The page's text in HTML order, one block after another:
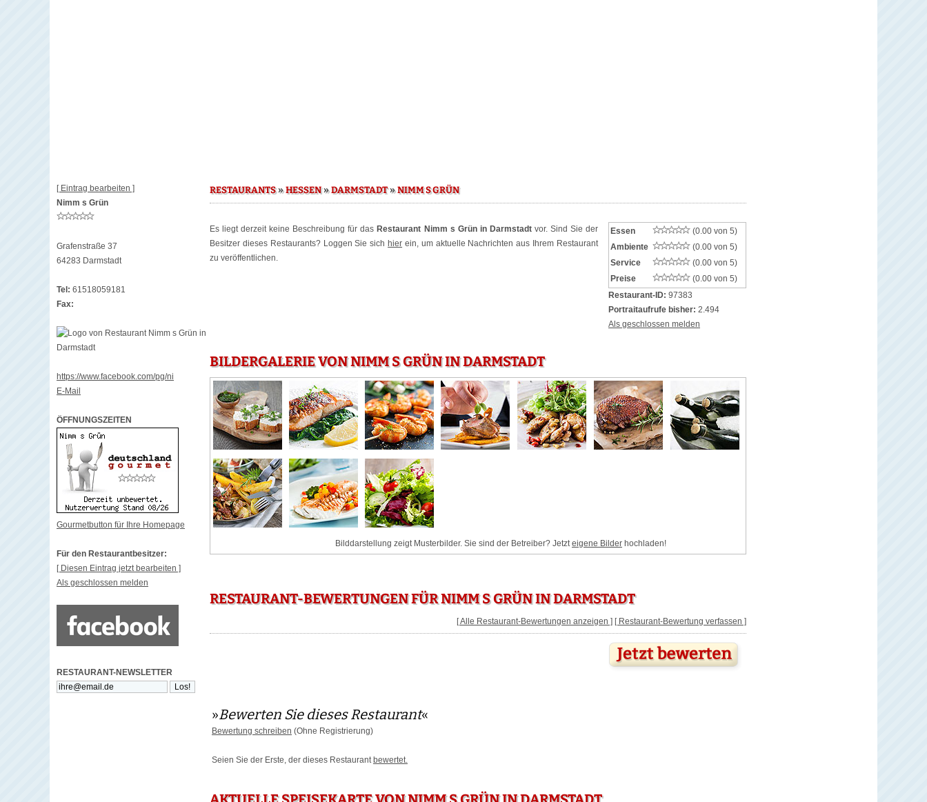
[ Eintrag bearbeiten ]
Nimm s Grün
Grafenstraße 37
64283 Darmstadt
Tel: 61518059181
Fax:
https://www.facebook.com/pg/ni
E-Mail
ÖFFNUNGSZEITEN
Gourmetbutton für Ihre Homepage
Für den Restaurantbesitzer:
[ Diesen Eintrag jetzt bearbeiten ]
Als geschlossen melden
RESTAURANT-NEWSLETTER
RESTAURANTS»HESSEN»DARMSTADT»NIMM S GRÜN
Es liegt derzeit keine Beschreibung für das Restaurant Nimm s Grün in Darmstadtvor. Sind Sie der
Besitzer dieses Restaurants? Loggen Sie sich hier ein, um aktuelle Nachrichten aus Ihrem Restaurant
zu veröffentlichen.
Essen
(0.00 von 5)
Ambiente
(0.00 von 5)
Service
(0.00 von 5)
Preise
(0.00 von 5)
Restaurant-ID: 97383
Portraitaufrufe bisher: 2.494
Als geschlossen melden
BILDERGALERIE VON NIMM S GRÜN IN DARMSTADT
Bilddarstellung zeigt Musterbilder. Sie sind der Betreiber? Jetzteigene Bilder hochladen!
RESTAURANT-BEWERTUNGEN FÜR NIMM S GRÜN IN DARMSTADT
[ Alle Restaurant-Bewertungen anzeigen ] [ Restaurant-Bewertung verfassen ]
»Bewerten Sie dieses Restaurant«
Bewertung schreiben (Ohne Registrierung)
Seien Sie der Erste, der dieses Restaurant bewertet.